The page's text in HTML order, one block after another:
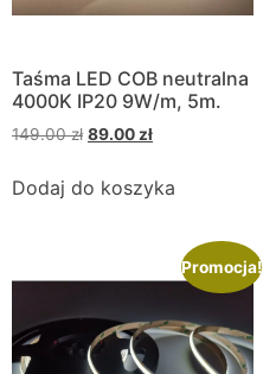
Taśma LED COB neutralna
4000K IP20 9W/m, 5m.
149.00zł 89.00 zł
Dodaj do koszyka
Promocja!